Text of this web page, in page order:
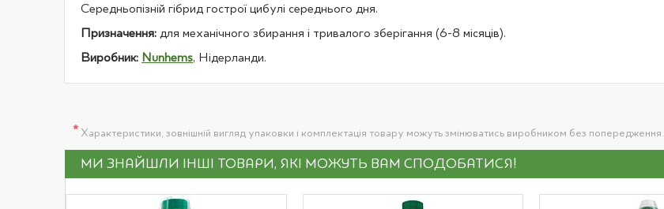
Середньопізній гібрид гострої цибулі середнього дня.
Призначення: для механічного збирання і тривалого зберігання (6-8 місяців).
Виробник: Nunhems, Нідерланди.
* Характеристики, зовнішній вигляд упаковки і комплектація товару можуть змінюватись виробником без попередження.
МИ ЗНАЙШЛИ ІНШІ ТОВАРИ, ЯКІ МОЖУТЬ ВАМ СПОДОБАТИСЯ!